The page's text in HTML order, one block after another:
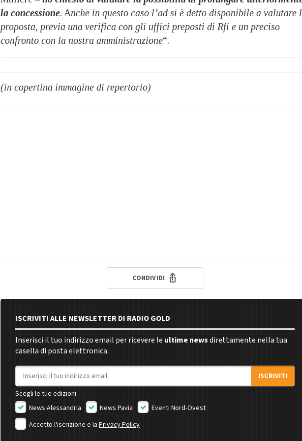
la concessione. Anche in questo caso l’ad si è detto disponibile a valutare
proposta, previa una verifica con gli uffici preposti di Rfi e un preciso
confronto con la nostra amministrazione“.
(in copertina immagine di repertorio)
CONDIVIDI
ISCRIVITI ALLE NEWSLETTER DI RADIO GOLD
Inserisci il tuo indirizzo email per ricevere le ultime newsdirettamente nella tua
casella di posta elettronica.
Indirizzo email
ISCRIVITI
Scegli le tue edizioni:
News Alessandria
News Pavia
Eventi Nord-Ovest
Accetto l'iscrizione e la Privacy Policy